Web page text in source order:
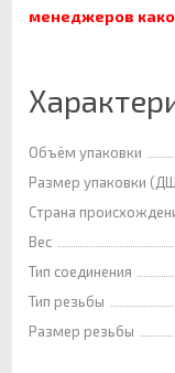
менеджеров
Объём упаковки
Размер упаковки
Страна
Вес
Тип соединения
Тип резьбы
Размер резьбы